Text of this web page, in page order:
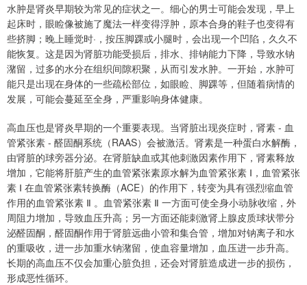
水肿是肾炎早期较为常见的症状之一。细心的男士可能会发现，早上
起床时，眼睑像被施了魔法一样变得浮肿，原本合身的鞋子也变得有
些挤脚；晚上睡觉时·，按压脚踝或小腿时，会出现一个凹陷，久久不
能恢复。这是因为肾脏功能受损后，排水、排钠能力下降，导致水钠
潴留，过多的水分在组织间隙积聚，从而引发水肿。一开始，水肿可
能只是出现在身体的一些疏松部位，如眼睑、脚踝等，但随着病情的
发展，可能会蔓延至全身，严重影响身体健康。
高血压也是肾炎早期的一个重要表现。当肾脏出现炎症时，肾素 - 血
管紧张素 - 醛固酮系统（RAAS）会被激活。肾素是一种蛋白水解酶，
由肾脏的球旁器分泌。在肾脏缺血或其他刺激因素作用下，肾素释放
增加，它能将肝脏产生的血管紧张素原水解为血管紧张素 Ⅰ，血管紧张
素 Ⅰ 在血管紧张素转换酶（ACE）的作用下，转变为具有强烈缩血管
作用的血管紧张素 Ⅱ 。血管紧张素 Ⅱ 一方面可使全身小动脉收缩，外
周阻力增加，导致血压升高；另一方面还能刺激肾上腺皮质球状带分
泌醛固酮，醛固酮作用于肾脏远曲小管和集合管，增加对钠离子和水
的重吸收，进一步加重水钠潴留，使血容量增加，血压进一步升高。
长期的高血压不仅会加重心脏负担，还会对肾脏造成进一步的损伤，
形成恶性循环。